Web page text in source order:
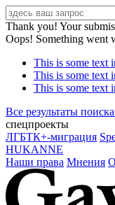
Thank you! Your
Oops! Something went
This is some text
This is some text
This is some text
Все результаты
спецпроекты
ЛГБТК+-миграция
HUKANNE
Наши права Мнения